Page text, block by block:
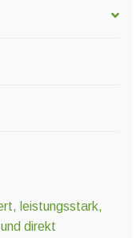
leistungsstark,
direkt